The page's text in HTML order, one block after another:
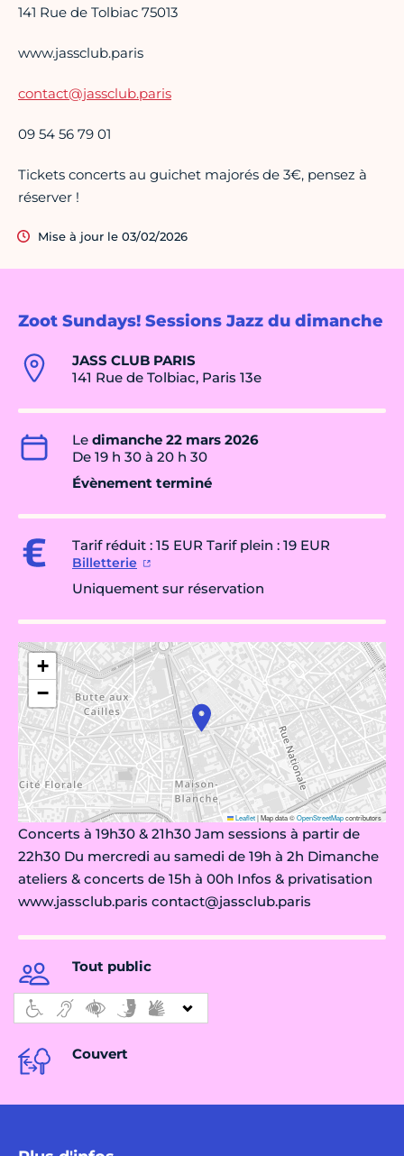
Zoot Sundays! Sessions Jazz du dimanche
JASS CLUB PARIS
141 Rue de Tolbiac, Paris 13e
Le dimanche 22 mars 2026
De 19 h 30 à 20 h 30
Évènement terminé
Tarif réduit : 15 EUR Tarif plein : 19 EUR
Billetterie
Uniquement sur réservation
+
−
Leaflet|Map data ©OpenStreetMapcontributors
Concerts à 19h30 & 21h30 Jam sessions à partir de
22h30 Du mercredi au samedi de 19h à 2h Dimanche
ateliers & concerts de 15h à 00h Infos & privatisation
www.jassclub.paris contact@jassclub.paris
Tout public
Couvert
141 Rue de Tolbiac 75013
www.jassclub.paris
contact@jassclub.paris
09 54 56 79 01
Tickets concerts au guichet majorés de 3€, pensez à
réserver !
Mise à jour le 03/02/2026